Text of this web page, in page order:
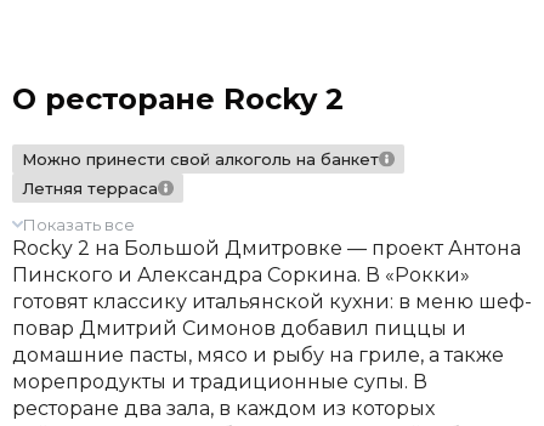
О ресторане Rocky 2
Можно принести свой алкоголь на банкет
Летняя терраса
Показать все
Rocky 2 на Большой Дмитровке — проект Антона
Пинского и Александра Соркина. В «Рокки»
готовят классику итальянской кухни: в меню шеф-
повар Дмитрий Симонов добавил пиццы и
домашние пасты, мясо и рыбу на гриле, а также
морепродукты и традиционные супы. В
ресторане два зала, в каждом из которых